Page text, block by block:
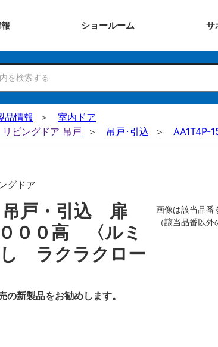
ショールーム サ
品情報
室内ドア
ビングドア 吊戸
吊戸･引込 AA1T4P-
グドア
吊戸・引込 扉
００高 〈ルミ
ラクラクロー
新製品をお勧めします。
画像は該当品番
（該当品番以